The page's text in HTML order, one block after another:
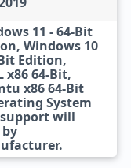
11 - 64-Bit
Windows 10
Edition,
x86 64-Bit,
x86 64-Bit
System
support will